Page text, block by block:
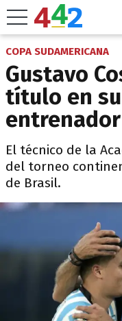
COPA SUDAMERICANA
Gustavo
título en
entrenador
El técnico de la
del torneo
de Brasil.